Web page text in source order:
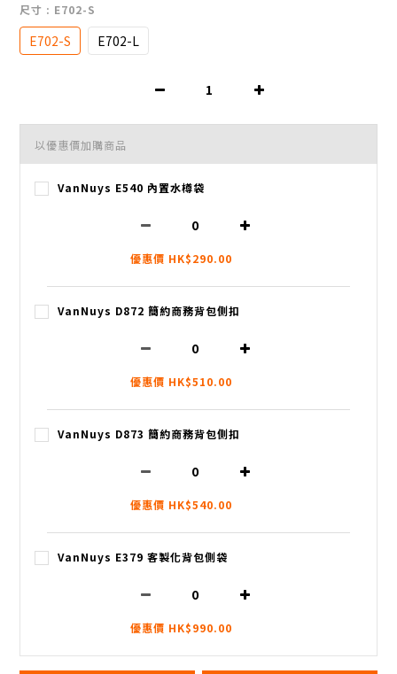
尺寸 : E702-S
E702-S E702-L
以優惠價加購商品
VanNuys E540 內置水樽袋
優惠價 HK$290.00
VanNuys D872 簡約商務背包側扣
優惠價 HK$510.00
VanNuys D873 簡約商務背包側扣
優惠價 HK$540.00
VanNuys E379 客製化背包側袋
優惠價 HK$990.00